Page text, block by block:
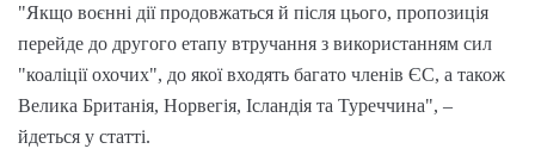
"Якщо воєнні дії продовжаться й після цього, пропозиція
перейде до другого етапу втручання з використанням сил
"коаліції охочих", до якої входять багато членів ЄС, а також
Велика Британія, Норвегія, Ісландія та Туреччина", –
йдеться у статті.